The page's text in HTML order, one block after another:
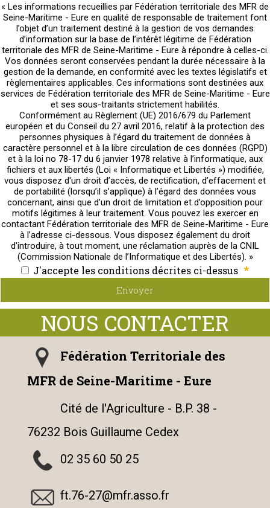
« Les informations recueillies par Fédération territoriale des MFR de
Seine-Maritime - Eure en qualité de responsable de traitement font
l’objet d’un traitement destiné à la gestion de vos demandes
d’information sur la base de l’intérêt légitime de Fédération
territoriale des MFR de Seine-Maritime - Eure à répondre à celles-ci.
Vos données seront conservées pendant la durée nécessaire à la
gestion de la demande, en conformité avec les textes législatifs et
règlementaires applicables. Ces informations sont destinées aux
services de Fédération territoriale des MFR de Seine-Maritime - Eure
et ses sous-traitants strictement habilités.
Conformément au Règlement (UE) 2016/679 du Parlement
européen et du Conseil du 27 avril 2016, relatif à la protection des
personnes physiques à l’égard du traitement de données à
caractère personnel et à la libre circulation de ces données (RGPD)
et à la loi no 78-17 du 6 janvier 1978 relative à l’informatique, aux
fichiers et aux libertés (Loi « Informatique et Libertés ») modifiée,
vous disposez d'un droit d’accès, de rectification, d’effacement et
de portabilité (lorsqu’il s’applique) à l’égard des données vous
concernant, ainsi que d’un droit de limitation et d’opposition pour
motifs légitimes à leur traitement. Vous pouvez les exercer en
contactant Fédération territoriale des MFR de Seine-Maritime - Eure
à l’adresse ci-dessous. Vous disposez également du droit
d'introduire, à tout moment, une réclamation auprès de la CNIL
(Commission Nationale de l’Informatique et des Libertés). »
J'accepte les conditions décrites ci-dessus *
Envoyer
Fédération Territoriale des
MFR de Seine-Maritime - Eure
Cité de l'Agriculture - B.P. 38 -
76232 Bois Guillaume Cedex
02 35 60 50 25
ft.76-27@mfr.asso.fr